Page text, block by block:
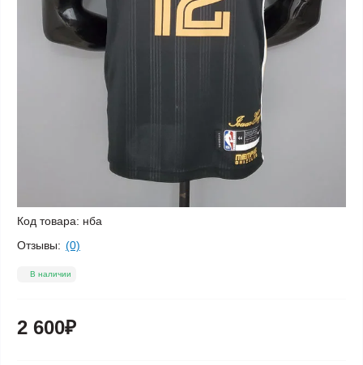
Код товара: нба
Отзывы: (0)
В наличии
2 600₽